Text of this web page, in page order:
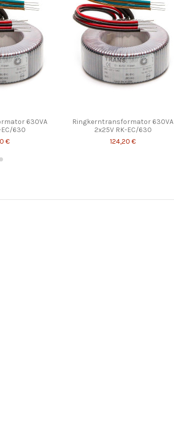
630VA
EC/630
€
Ringkerntransformator 630VA
2x25V RK-EC/630
124,20 €